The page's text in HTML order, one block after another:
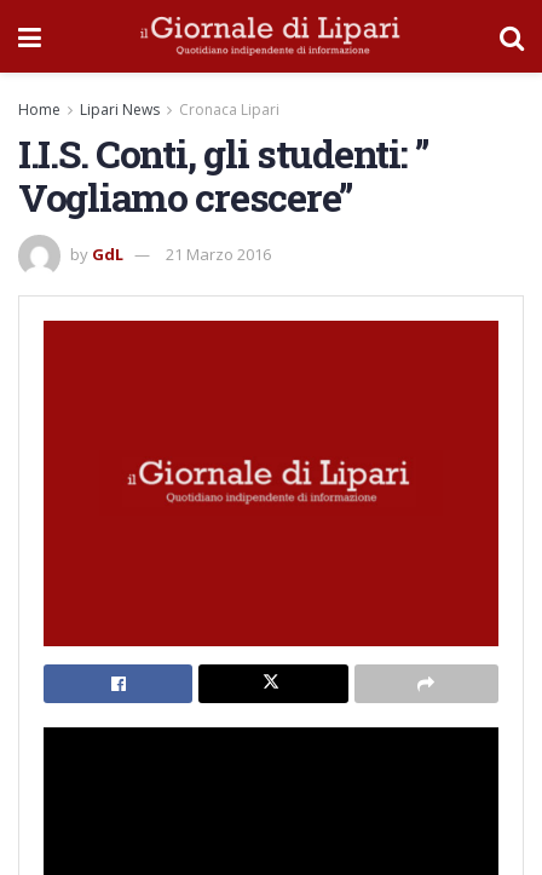
Home Lipari News Cronaca Lipari
I.I.S. Conti, gli studenti: ”
Vogliamo crescere”
by GdL 21 Marzo 2016